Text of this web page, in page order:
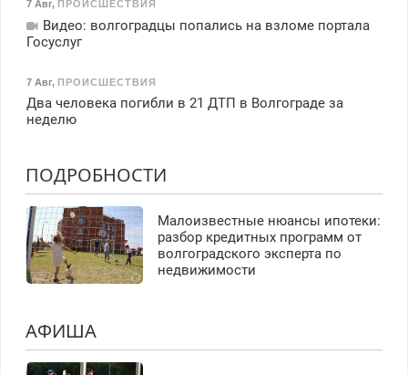
7 Авг, ПРОИСШЕСТВИЯ
Видео: волгоградцы попались на взломе портала
Госуслуг
7 Авг, ПРОИСШЕСТВИЯ
Два человека погибли в 21 ДТП в Волгограде за
неделю
ПОДРОБНОСТИ
Малоизвестные нюансы ипотеки:
разбор кредитных программ от
волгоградского эксперта по
недвижимости
АФИША